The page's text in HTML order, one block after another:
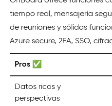
tiempo real, mensajería
de reuniones y sólidas
Azure secure, 2FA, SSO,
Pros ✅
Datos ricos y
perspectivas